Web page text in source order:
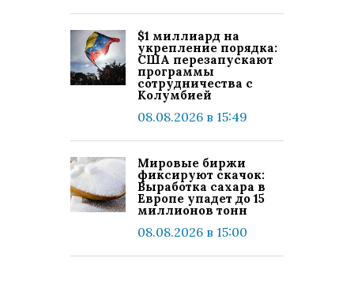
$1 миллиард на
укрепление порядка:
США перезапускают
программы
сотрудничества с
Колумбией
08.08.2026 в 15:49
Мировые биржи
фиксируют скачок:
Выработка сахара в
Европе упадет до 15
миллионов тонн
08.08.2026 в 15:00